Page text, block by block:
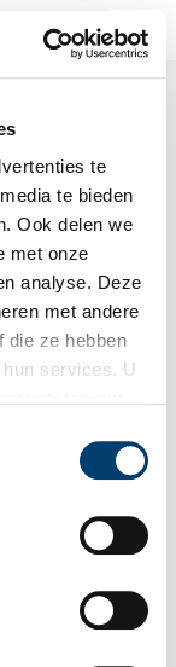
te
te bieden
Ook delen we
met onze
analyse. Deze
met andere
die ze hebben
services. U